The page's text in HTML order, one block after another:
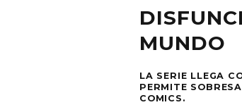
MUNDO
LA SERIE LLEGA
PERMITE
COMICS.